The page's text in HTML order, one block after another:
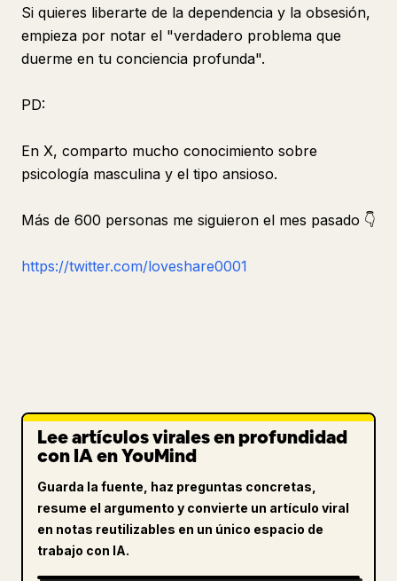
Si quieres liberarte de la dependencia y la obsesión,
empieza por notar el "verdadero problema que
duerme en tu conciencia profunda".
PD:
En X, comparto mucho conocimiento sobre
psicología masculina y el tipo ansioso.
Más de 600 personas me siguieron el mes pasado 👇
https://twitter.com/loveshare0001
Lee artículos virales en profundidad
con IA en YouMind
Guarda la fuente, haz preguntas concretas,
resume el argumento y convierte un artículo viral
en notas reutilizables en un único espacio de
trabajo con IA.